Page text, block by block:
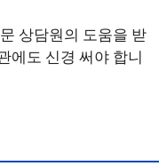
상담원의 도움을 받
에도 신경 써야 합니